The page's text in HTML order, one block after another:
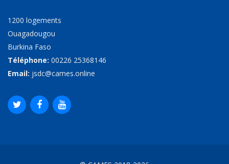
1200 logements
Ouagadougou
Burkina Faso
Téléphone: 00226 25368146
Email: jsdc@cames.online